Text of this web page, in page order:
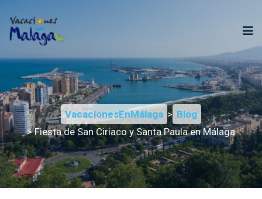
VacacionesEnMálaga > Blog
> Fiesta de San Ciriaco y Santa Paula en Málaga